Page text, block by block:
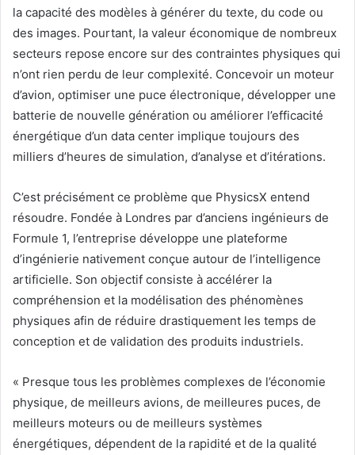
la capacité des modèles à générer du texte, du code ou
des images. Pourtant, la valeur économique de nombreux
secteurs repose encore sur des contraintes physiques qui
n’ont rien perdu de leur complexité. Concevoir un moteur
d’avion, optimiser une puce électronique, développer une
batterie de nouvelle génération ou améliorer l’efficacité
énergétique d’un data center implique toujours des
milliers d’heures de simulation, d’analyse et d’itérations.
C’est précisément ce problème que PhysicsX entend
résoudre. Fondée à Londres par d’anciens ingénieurs de
Formule 1, l’entreprise développe une plateforme
d’ingénierie nativement conçue autour de l’intelligence
artificielle. Son objectif consiste à accélérer la
compréhension et la modélisation des phénomènes
physiques afin de réduire drastiquement les temps de
conception et de validation des produits industriels.
« Presque tous les problèmes complexes de l’économie
physique, de meilleurs avions, de meilleures puces, de
meilleurs moteurs ou de meilleurs systèmes
énergétiques, dépendent de la rapidité et de la qualité